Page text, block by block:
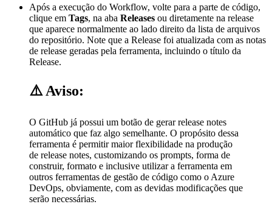
Após a execução do Workflow, volte para a parte de código,
clique em Tags, na aba Releases ou diretamente na release
que aparece normalmente ao lado direito da lista de arquivos
do repositório. Note que a Release foi atualizada com as notas
de release geradas pela ferramenta, incluindo o título da
Release.
⚠️ Aviso:
O GitHub já possui um botão de gerar release notes
automático que faz algo semelhante. O propósito dessa
ferramenta é permitir maior flexibilidade na produção
de release notes, customizando os prompts, forma de
construir, formato e inclusive utilizar a ferramenta em
outros ferramentas de gestão de código como o Azure
DevOps, obviamente, com as devidas modificações que
serão necessárias.